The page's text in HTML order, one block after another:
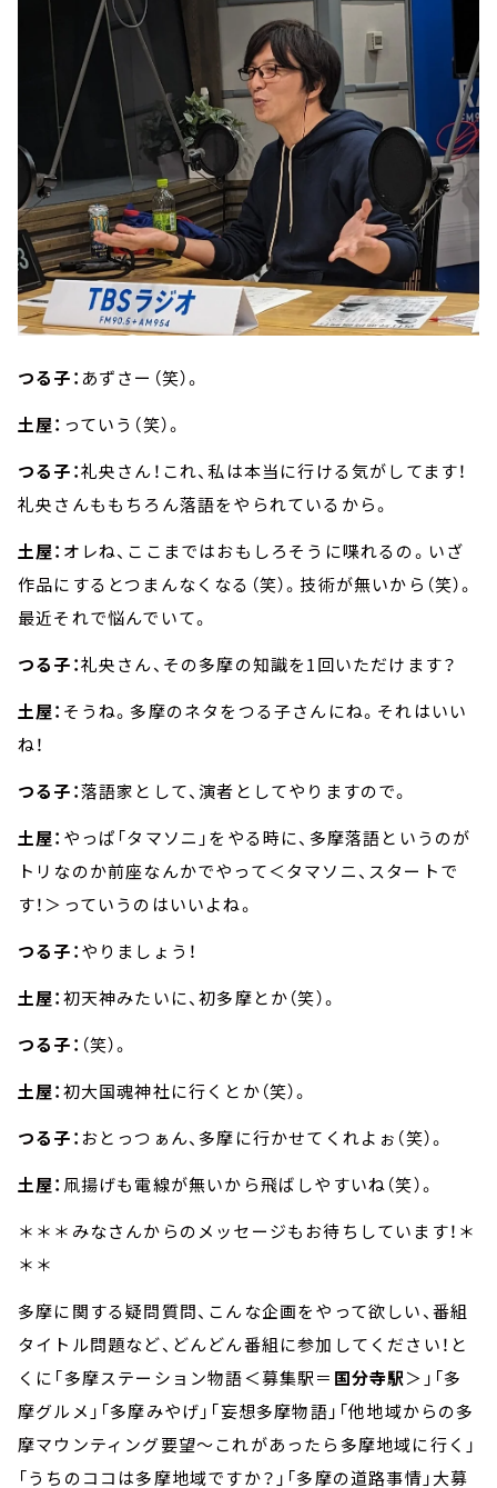
つる子： あずさー（笑）。
土屋： っていう（笑）。
つる子：礼央さん！これ、私は本当に行ける気がしてます！
礼央さんももちろん落語をやられているから。
土屋： オレね、ここまではおもしろそうに喋れるの。いざ
作品にするとつまんなくなる（笑）。技術が無いから（笑）。
最近それで悩んでいて。
つる子：礼央さん、その多摩の知識を1回いただけます？
土屋： そうね。多摩のネタをつる子さんにね。それはいい
ね！
つる子：落語家として、演者としてやりますので。
土屋： やっぱ「タマソニ」をやる時に、多摩落語というのが
トリなのか前座なんかでやって＜タマソニ、スタートで
す！＞っていうのはいいよね。
つる子：やりましょう！
土屋：初天神みたいに、初多摩とか（笑）。
つる子： （笑）。
土屋：初大国魂神社に行くとか（笑）。
つる子： おとっつぁん、多摩に行かせてくれよぉ（笑）。
土屋： 凧揚げも電線が無いから飛ばしやすいね（笑）。
＊＊＊みなさんからのメッセージもお待ちしています！＊
＊＊
多摩に関する疑問質問、こんな企画をやって欲しい、番組
タイトル問題など、どんどん番組に参加してください！と
くに「多摩ステーション物語＜募集駅＝ 国分寺駅＞」「多
摩グルメ」「多摩みやげ」「妄想多摩物語」「他地域からの多
摩マウンティング要望～これがあったら多摩地域に行く」
「うちのココは多摩地域ですか？」「多摩の道路事情」大募